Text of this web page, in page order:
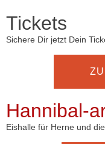
Tickets
Sichere Dir jetzt Dein
Hannibal-
Eishalle für Herne und die